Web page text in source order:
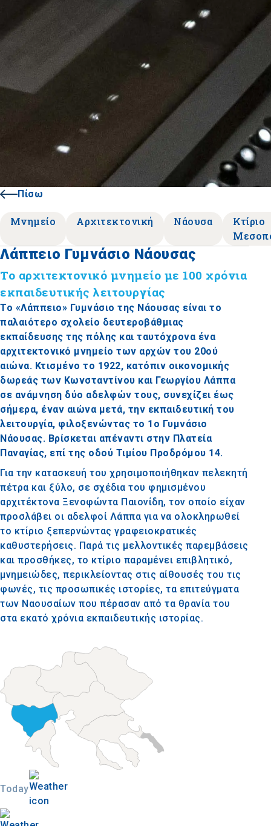
Πίσω
Μνημείο Αρχιτεκτονική Νάουσα
Κτίριο
Λάππειο Γυμνάσιο Νάουσας
Το αρχιτεκτονικό μνημείο με 100 χρόνια
εκπαιδευτικής λειτουργίας
Το «Λάππειο» Γυμνάσιο της Νάουσας είναι το
παλαιότερο σχολείο δευτεροβάθμιας
εκπαίδευσης της πόλης και ταυτόχρονα ένα
αρχιτεκτονικό μνημείο των αρχών του 20ού
αιώνα. Κτισμένο το 1922, κατόπιν οικονομικής
δωρεάς των Κωνσταντίνου και Γεωργίου Λάππα
σε ανάμνηση δύο αδελφών τους, συνεχίζει έως
σήμερα, έναν αιώνα μετά, την εκπαιδευτική του
λειτουργία, φιλοξενώντας το 1ο Γυμνάσιο
Νάουσας. Βρίσκεται απέναντι στην Πλατεία
Παναγίας, επί της οδού Τιμίου Προδρόμου 14.
Για την κατασκευή του χρησιμοποιήθηκαν πελεκητή
πέτρα και ξύλο, σε σχέδια του φημισμένου
αρχιτέκτονα Ξενοφώντα Παιονίδη, τον οποίο είχαν
προσλάβει οι αδελφοί Λάππα για να ολοκληρωθεί
το κτίριο ξεπερνώντας γραφειοκρατικές
καθυστερήσεις. Παρά τις μελλοντικές παρεμβάσεις
και προσθήκες, το κτίριο παραμένει επιβλητικό,
μνημειώδες, περικλείοντας στις αίθουσές του τις
φωνές, τις προσωπικές ιστορίες, τα επιτεύγματα
των Ναουσαίων που πέρασαν από τα θρανία του
στα εκατό χρόνια εκπαιδευτικής ιστορίας.
Today